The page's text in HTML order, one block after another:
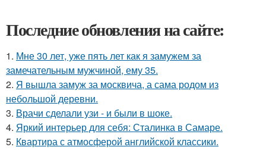
Последние обновления на сайте:
1. Мне 30 лет, уже пять лет как я замужем за
замечательным мужчиной, ему 35.
2. Я вышла замуж за москвича, а сама родом из
небольшой деревни.
3. Врачи сделали узи - и были в шоке.
4. Яркий интерьер для себя: Сталинка в Самаре.
5. Квартира с атмосферой английской классики.